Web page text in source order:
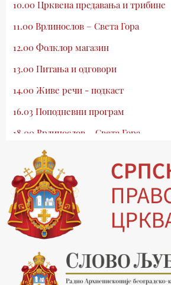
10.00 Црквена предавања и трибине
11.00 Врлинослов – Света Гора
12.00 Фолклор магазин
13.00 Питања и одговори
14.00 Живе речи - подкаст
16.03 Поподневни програм
18.00 Врлинослов – Света Гора
19.03 Атлас памћења
19.30 Вечерње молитве
20.00 Вести из Цркве
20.15 Реч архијереја
20.30 Млади у Цркви
21.03 Гугл пита
22.03 Црквена предавања и трибине